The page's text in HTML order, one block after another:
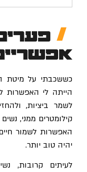
כששכבתי על מיטת
הייתה לי האפשרות
לשמר ביציות,
קילומטרים ממני,
האפשרות לשמור
יהיה טוב יותר.
לעיתים קרובות,